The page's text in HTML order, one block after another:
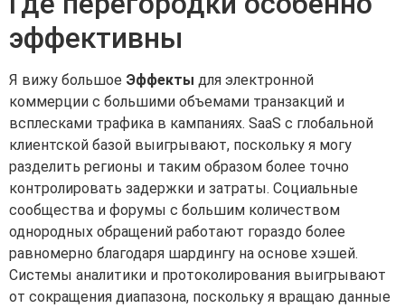
эффективны
Я вижу большое Эффекты для электронной
коммерции с большими объемами транзакций и
всплесками трафика в кампаниях. SaaS с глобальной
клиентской базой выигрывают, поскольку я могу
разделить регионы и таким образом более точно
контролировать задержки и затраты. Социальные
сообщества и форумы с большим количеством
однородных обращений работают гораздо более
равномерно благодаря шардингу на основе хэшей.
Системы аналитики и протоколирования выигрывают
от сокращения диапазона, поскольку я вращаю данные